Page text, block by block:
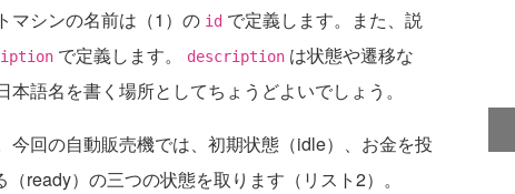
マシンの名前は（1）の id で定義します。また、説
で定義します。 description は状態や遷移な
語名を書く場所としてちょうどよいでしょう。
回の自動販売機では、初期状態（idle）、お金を投
ready）の三つの状態を取ります（リスト2）。